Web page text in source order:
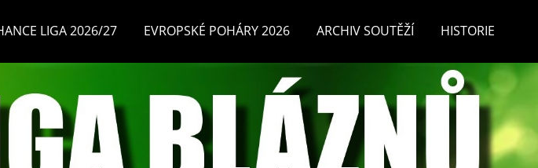
LIGA 2026/27 EVROPSKÉ POHÁRY 2026 ARCHIV SOUTĚŽÍ HISTORIE